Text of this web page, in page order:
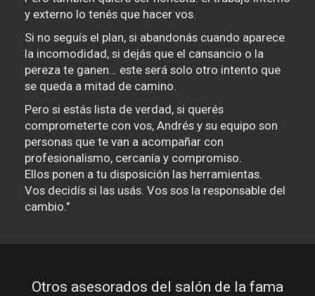
y externo lo tenés que hacer vos.
Si no seguís el plan, si abandonás cuando aparece
la incomodidad, si dejás que el cansancio o la
pereza te ganen… este será solo otro intento que
se queda a mitad de camino.
Pero si estás lista de verdad, si querés
comprometerte con vos, Andrés y su equipo son
personas que te van a acompañar con
profesionalismo, cercanía y compromiso.
Ellos ponen a tu disposición las herramientas.
Vos decidís si las usás. Vos sos la responsable del
cambio."
Otros asesorados del salón de la fama